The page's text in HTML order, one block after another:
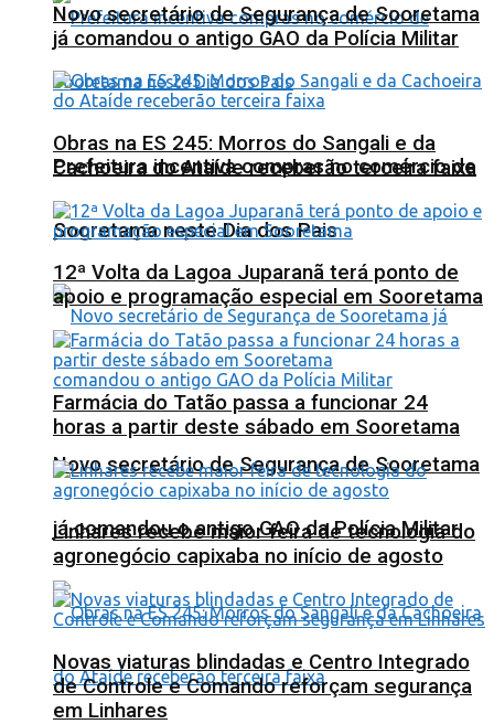
Prefeitura incentiva compras no comércio de
Sooretama neste Dia dos Pais
Novo secretário de Segurança de Sooretama
já comandou o antigo GAO da Polícia Militar
Novo secretário de Segurança de Sooretama
já comandou o antigo GAO da Polícia Militar
Obras na ES 245: Morros do Sangali e da
Cachoeira do Ataíde receberão terceira faixa
12ª Volta da Lagoa Juparanã terá ponto de
apoio e programação especial em Sooretama
Farmácia do Tatão passa a funcionar 24
horas a partir deste sábado em Sooretama
Linhares recebe maior feira de tecnologia do
agronegócio capixaba no início de agosto
Novas viaturas blindadas e Centro Integrado
de Controle e Comando reforçam segurança
em Linhares